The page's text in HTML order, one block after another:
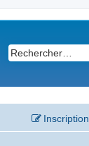
Inscription